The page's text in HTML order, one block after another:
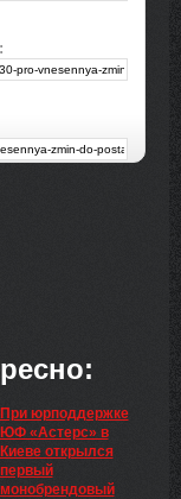
При юрподдержке
ЮФ «Астерс» в
Киеве открылся
первый
монобрендовый